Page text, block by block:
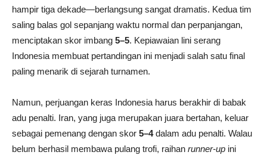
hampir tiga dekade—berlangsung sangat dramatis. Kedua tim
saling balas gol sepanjang waktu normal dan perpanjangan,
menciptakan skor imbang 5–5. Kepiawaian lini serang
Indonesia membuat pertandingan ini menjadi salah satu final
paling menarik di sejarah turnamen.
Namun, perjuangan keras Indonesia harus berakhir di babak
adu penalti. Iran, yang juga merupakan juara bertahan, keluar
sebagai pemenang dengan skor 5–4dalam adu penalti. Walau
belum berhasil membawa pulang trofi, raihan runner-up ini